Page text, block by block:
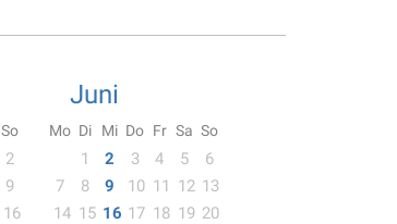
So
2
9
16
Juni
Mo Di Mi Do Fr Sa So
1 2 3 4 5
6
7
8 9 10 11 12 13
14 15 16 17 18 19 20